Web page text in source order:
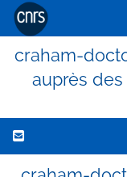
craham-
auprès